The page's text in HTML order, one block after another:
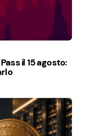
il 15 agosto: